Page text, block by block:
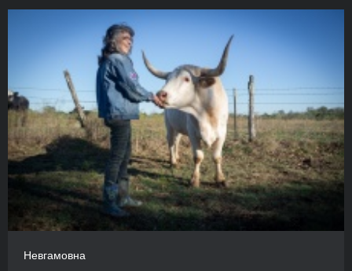
Невгамовна